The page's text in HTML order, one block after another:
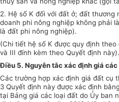
2. Hệ số K đối với đất ở; đất thương
doanh phi nông nghiệp không phải
là đất phi nông nghiệp).
(Chi tiết hệ số K được quy định
và III đính kèm theo Quyết định này).
Điều 5. Nguyên tắc xác định giá các
Các trường hợp xác định giá đất cụ
3 Quyết định này được xác định
tại Bảng giá các loại đất do Ủy ban